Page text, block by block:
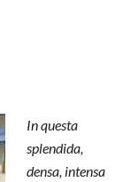
In questa
splendida,
densa, intensa